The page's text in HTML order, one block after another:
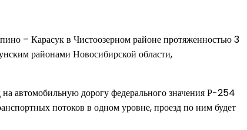
– Карасук в Чистоозерном районе протяженностью 3
районами Новосибирской области,
на автомобильную дорогу федерального значения Р-254
потоков в одном уровне, проезд по ним будет